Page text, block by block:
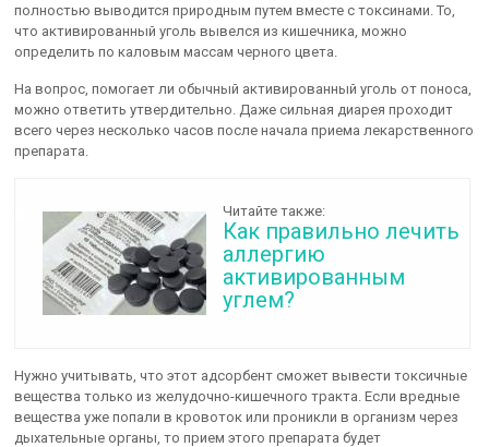
полностью выводится природным путем вместе с токсинами. То,
что активированный уголь вывелся из кишечника, можно
определить по каловым массам черного цвета.
На вопрос, помогает ли обычный активированный уголь от поноса,
можно ответить утвердительно. Даже сильная диарея проходит
всего через несколько часов после начала приема лекарственного
препарата.
Читайте также:
Как правильно лечить
аллергию
активированным
углем?
Нужно учитывать, что этот адсорбент сможет вывести токсичные
вещества только из желудочно-кишечного тракта. Если вредные
вещества уже попали в кровоток или проникли в организм через
дыхательные органы, то прием этого препарата будет